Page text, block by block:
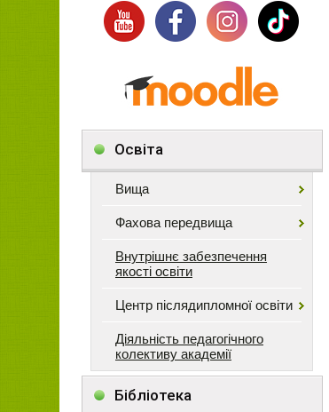
Освіта
Вища
Фахова передвища
Внутрішнє забезпечення
якості освіти
Центр післядипломної освіти
Діяльність педагогічного
колективу академії
Бібліотека